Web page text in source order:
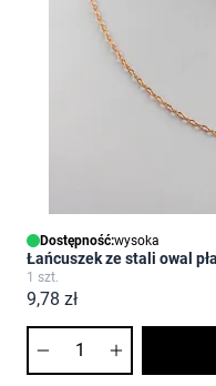
Dostępność:wysoka
Łańcuszek ze stali owal
1 szt.
9,78 zł